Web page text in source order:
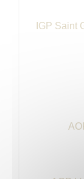
IGP Saint